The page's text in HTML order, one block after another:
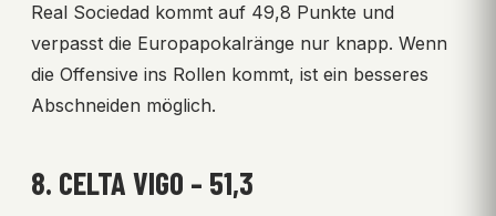
Real Sociedad kommt auf 49,8 Punkte und
verpasst die Europapokalränge nur knapp. Wenn
die Offensive ins Rollen kommt, ist ein besseres
Abschneiden möglich.
8. CELTA VIGO – 51,3